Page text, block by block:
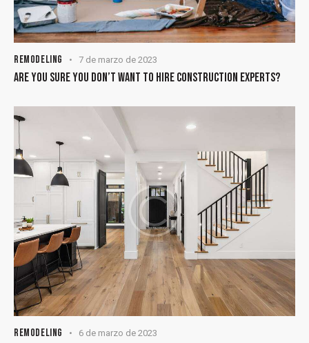
REMODELING 7 de marzo de 2023
ARE YOU SURE YOU DON’T WANT TO HIRE CONSTRUCTION EXPERTS?
REMODELING 6 de marzo de 2023